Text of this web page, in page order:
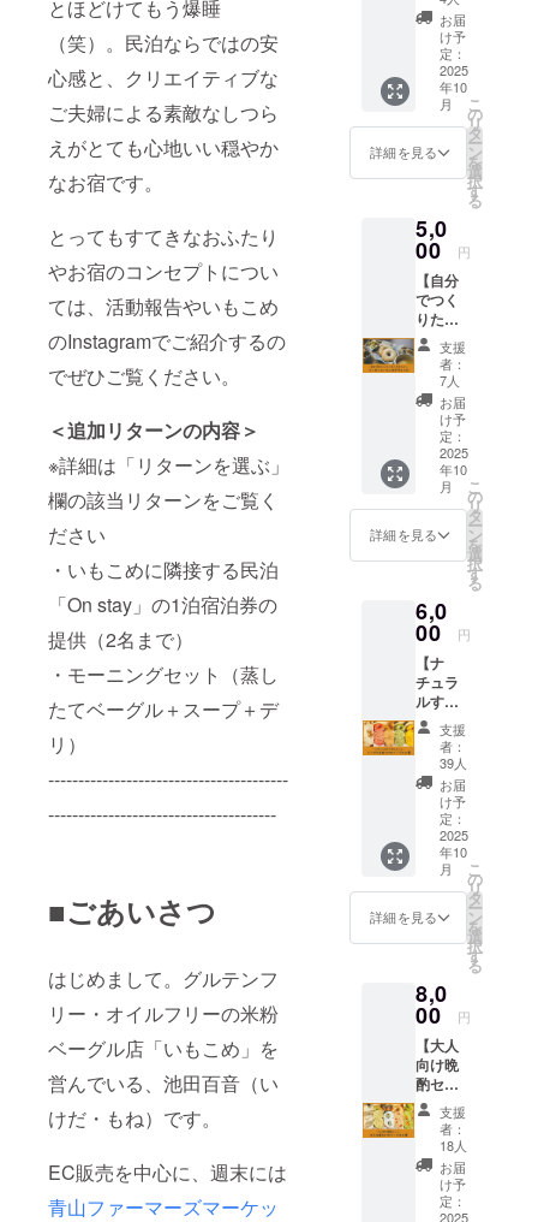
とほどけてもう爆睡
（笑）。民泊ならではの安
心感と、クリエイティブな
ご夫婦による素敵なしつら
えがとても心地いい穏やか
なお宿です。
とってもすてきなおふたり
やお宿のコンセプトについ
ては、活動報告やいもこめ
のInstagramでご紹介するの
でぜひご覧ください。
＜追加リターンの内容＞
※詳細は「リターンを選ぶ」
欄の該当リターンをご覧く
ださい
・いもこめに隣接する民泊
「On stay」の1泊宿泊券の
提供（2名まで）
・モーニングセット（蒸し
たてベーグル＋スープ＋デ
リ）
----------------------------------------
--------------------------------------
■ごあいさつ
はじめまして。グルテンフ
リー・オイルフリーの米粉
ベーグル店「いもこめ」を
営んでいる、池田百音（い
けだ・もね）です。
EC販売を中心に、週末には
青山ファーマーズマーケッ
お買い
上げ時
に限り
ます ※
実店舗
にご来
店の場
合、最
くクー
ポン1枚
につき
ベーグ
ル1個と
交換で
きます
※お届け
は、
2025年
9月頃を
想定し
ていま
（ピア
ス／イ
ヤリン
グ／ピ
ンバッ
ジ）
クーポ
ンに加
がまさ
ん
（Insta
gram:
@ocha
gama.1
181）が
つくる
ベーグ
ルアク
セサ
リーの
セット
です。
おちゃ
がまさ
んが作
じめと
した細
かなも
の。 小
さな作
品たち
は、土
や釉薬
といっ
た素材
の表情
からイ
ンスピ
レー
ション
て作ら
れてい
めが愛
用して
いる
ベーグ
ルのピ
アス
も、そ
んな発
想から
生まれ
たひと
つだそ
へ。
ベーグ
ルクー
ポン＋
いもこ
め焼き
菓子レ
シピ】
・オン
ライン
10％オ
フとな
るデジ
タル
クーポ
ン×3枚
・いも
こめ
ベーグ
ルで使
用して
いる焼
き菓子
フィリ
ングの
レシピ
PDF（
は、
ベーグ
ル生地
自体だ
けでは
なく
フィリ
ング
（具
材）に
使う焼
き菓子
も、グ
ルテン
フリー
＆オイ
ルフ
フィリ
ングに
使用し
てい
る、単
体で食
べても
美味し
い甘酒
スイー
トポテ
トや
お届
け予
定：
2025
年10
月
詳細を見る
こ
の
リ
タ
ー
ン
を
選
択
す
る
5,0
00 円
【自分
でつく
りたい
もぐも
ぐなあ
なた
へ。
ベーグ
ルクー
ポン＋
いもこ
めデリ
レシ
ピ】 ・
オンラ
イン販
10％オ
フとな
るデジ
タル
クーポ
ン×3枚
・いも
こめ
ベーグ
ルに合
うデリ
のレシ
ピPDF
いもこ
めが間
借り営
業をし
ルをよ
り美味
しく、
そして
楽しく
食べる
ことが
でき
る、
スープ
やポ
ター
支援
者：
7人
お届
け予
定：
2025
年10
月
詳細を見る
こ
の
リ
タ
ー
ン
を
選
択
す
る
6,0
00 円
【ナ
チュラ
ルすこ
やか
セッ
ト】 ・
シンプ
ルな味
付けの
ベーグ
ル5種
疲れて
いる時
や調子
をとと
のえた
おすす
めの、
シンプ
ルな味
付けが
からだ
に沁み
る味わ
いをセ
レクト
しま
す。 お
支援
者：
39人
お届
け予
定：
2025
年10
月
詳細を見る
こ
の
リ
タ
ー
ン
を
選
択
す
る
8,0
00 円
【大人
向け晩
酌セッ
ト】 ・
大人な
味わい
のベー
グル5種
ついつ
支援
者：
18人
お届
け予
定：
2025